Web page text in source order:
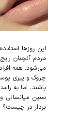
این روز‌ها
مردم آنچنان
می‌شود. همه
چروک و پیری
باشند، اما به
سنین میانسالی
بردار در چیست؟